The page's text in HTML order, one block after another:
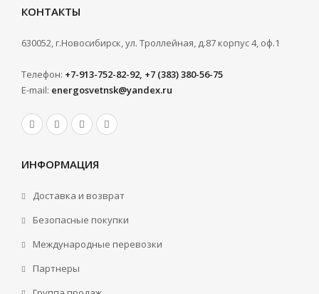
КОНТАКТЫ
630052, г.Новосибирск, ул. Троллейная, д.87 корпус 4, оф.1
Телефон: +7-913-752-82-92, +7 (383) 380-56-75
E-mail: energosvetnsk@yandex.ru
ИНФОРМАЦИЯ
Доставка и возврат
Безопасные покупки
Международные перевозки
Партнеры